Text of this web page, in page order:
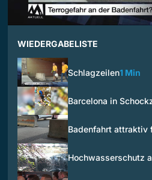
WIEDERGABELISTE
Schlagzeilen1 Min
Barcelona in
Badenfahrt attraktiv
Hochwasserschutz